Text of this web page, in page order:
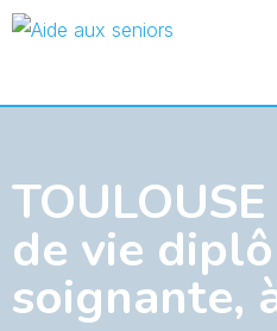
Skip
de vie
soignante,